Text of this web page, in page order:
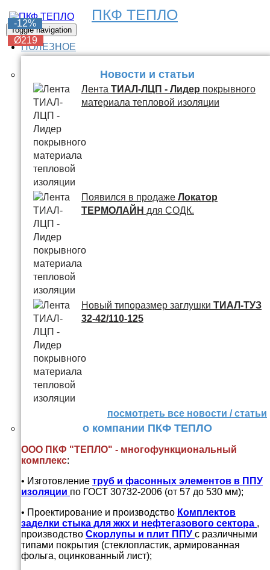
ПКФ ТЕПЛО
Toggle navigation
ПОЛЕЗНОЕ
Новости и статьи
Лента ТИАЛ-ЛЦП - Лидер покрывного
материала тепловой изоляции
Появился в продаже Локатор
ТЕРМОЛАЙН для СОДК.
Новый типоразмер заглушки ТИАЛ-ТУЗ
32-42/110-125
посмотреть все новости / статьи
о компании ПКФ ТЕПЛО
ООО ПКФ "ТЕПЛО" - многофункциональный
комплекс:
• Изготовление труб и фасонных элементов в ППУ
изоляции по ГОСТ 30732-2006 (от 57 до 530 мм);
• Проектирование и производство Комплектов
заделки стыка для жкх и нефтегазового сектора ,
производство Скорлупы и плит ППУ с различными
типами покрытия (стеклопластик, армированная
фольга, оцинкованный лист);
-6%
Ø219
-6%
Ø219
-6%
Ø219
-6%
Ø219
-12%
Ø219